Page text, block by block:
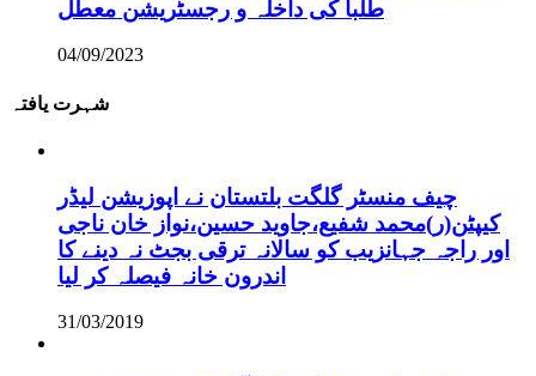
طلبا کی داخلہ و رجسٹریشن معطل
04/09/2023
شہرت یافتہ
چیف منسٹر گلگت بلتستان نے اپوزیشن لیڈر
کیپٹن(ر)محمد شفیع،جاوید حسین،نواز خان ناجی
اور راجہ جہانزیب کو سالانہ ترقی بجٹ نہ دینے کا
اندرون خانہ فیصلہ کر لیا
31/03/2019